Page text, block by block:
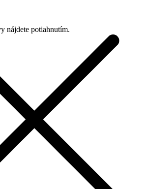
nájdete potiahnutím.